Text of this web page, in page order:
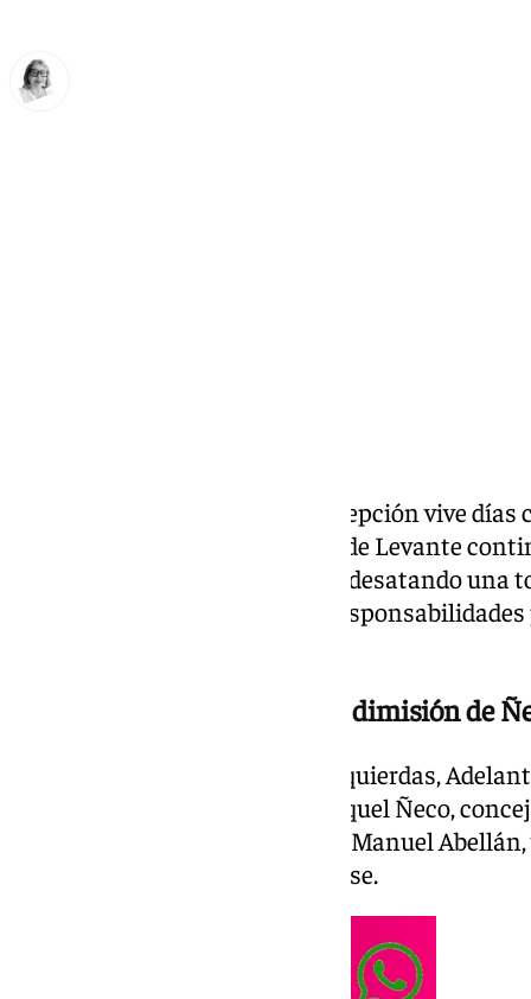
El litoral de La Línea de la Concepción vive
temporada veraniega. La playa de Levante
orden de la Junta de Andalucía, desatando
a Adelante Andalucía a exigir
Adelante Andalucía exige la dimisión de
La formación andalucista de izquierdas,
formalmente la dimisión de Raquel Ñeco,
Ayuntamiento de La Línea, y de Manuel
pública Arcgisa y concejal linense.